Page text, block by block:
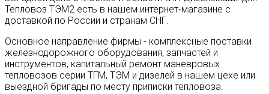
Тепловоз ТЭМ2 есть в нашем интернет-магазине с
доставкой по России и странам СНГ.
Основное направление фирмы - комплексные поставки
железнодорожного оборудования, запчастей и
инструментов, капитальный ремонт маневровых
тепловозов серии ТГМ, ТЭМ и дизелей в нашем цехе или
выездной бригады по месту приписки тепловоза.